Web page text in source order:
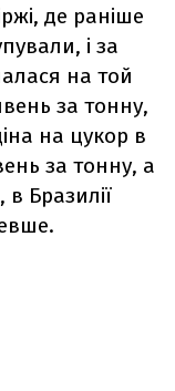
де раніше
і за
на той
за тонну,
на цукор в
за тонну, а
Бразилії